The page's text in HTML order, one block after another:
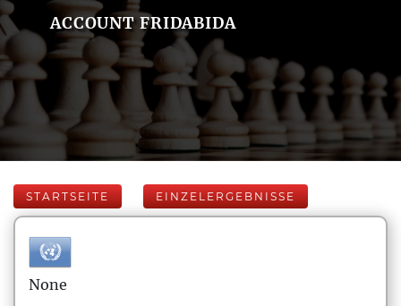
ACCOUNT FRIDABIDA
STARTSEITE EINZELERGEBNISSE
None